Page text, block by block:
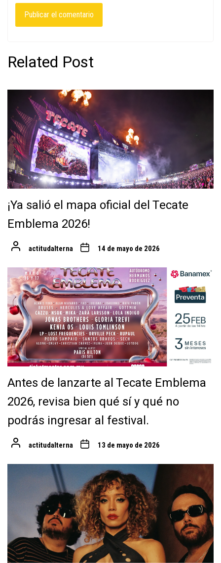
Related Post
¡Ya salió el mapa oficial del Tecate
Emblema 2026!
actitudalterna 14 de mayo de 2026
Antes de lanzarte al Tecate Emblema
2026, revisa bien qué sí y qué no
podrás ingresar al festival.
actitudalterna 13 de mayo de 2026